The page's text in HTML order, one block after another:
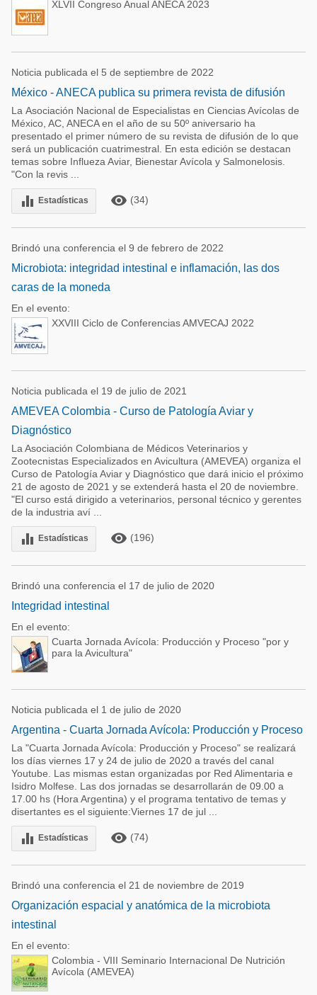
XLVII Congreso Anual ANECA 2023
Noticia publicada el 5 de septiembre de 2022
México - ANECA publica su primera revista de difusión
La Asociación Nacional de Especialistas en Ciencias Avícolas de
México, AC, ANECA en el año de su 50º aniversario ha
presentado el primer número de su revista de difusión de lo que
será un publicación cuatrimestral. En esta edición se destacan
temas sobre Influeza Aviar, Bienestar Avícola y Salmonelosis.
"Con la revis ...
equalizer Estadísticas remove_red_eye (34)
Brindó una conferencia el 9 de febrero de 2022
Microbiota: integridad intestinal e inflamación, las dos
caras de la moneda
En el evento:
XXVIII Ciclo de Conferencias AMVECAJ 2022
Noticia publicada el 19 de julio de 2021
AMEVEA Colombia - Curso de Patología Aviar y
Diagnóstico
La Asociación Colombiana de Médicos Veterinarios y
Zootecnistas Especializados en Avicultura (AMEVEA) organiza el
Curso de Patología Aviar y Diagnóstico que dará inicio el próximo
21 de agosto de 2021 y se extenderá hasta el 20 de noviembre.
"El curso está dirigido a veterinarios, personal técnico y gerentes
de la industria aví ...
equalizer Estadísticas remove_red_eye (196)
Brindó una conferencia el 17 de julio de 2020
Integridad intestinal
En el evento:
Cuarta Jornada Avícola: Producción y Proceso "por y
para la Avicultura"
Noticia publicada el 1 de julio de 2020
Argentina - Cuarta Jornada Avícola: Producción y Proceso
La "Cuarta Jornada Avícola: Producción y Proceso" se realizará
los días viernes 17 y 24 de julio de 2020 a través del canal
Youtube. Las mismas estan organizadas por Red Alimentaria e
Isidro Molfese. Las dos jornadas se desarrollarán de 09.00 a
17.00 hs (Hora Argentina) y el programa tentativo de temas y
disertantes es el siguiente:Viernes 17 de jul ...
equalizer Estadísticas remove_red_eye (74)
Brindó una conferencia el 21 de noviembre de 2019
Organización espacial y anatómica de la microbiota
intestinal
En el evento:
Colombia - VIII Seminario Internacional De Nutrición
Avícola (AMEVEA)